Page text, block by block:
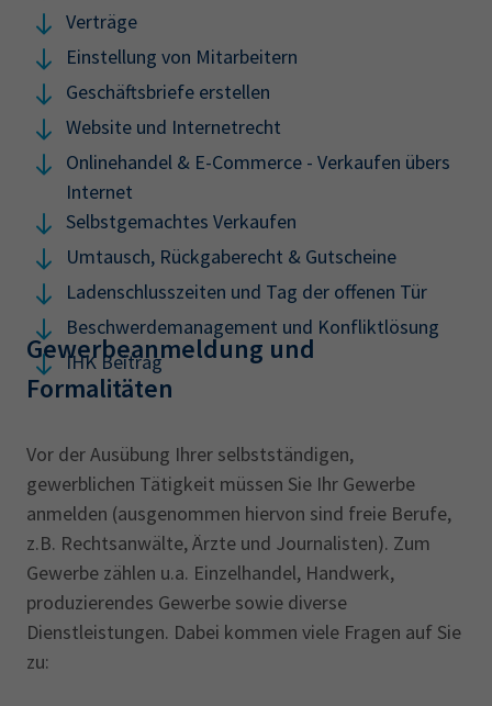
EN
IHK Akademie
Magazin
Verträge
Einstellung von Mitarbeitern
Geschäftsbriefe erstellen
Website und Internetrecht
Onlinehandel & E-Commerce - Verkaufen übers
Internet
Selbstgemachtes Verkaufen
Umtausch, Rückgaberecht & Gutscheine
Ladenschlusszeiten und Tag der offenen Tür
Beschwerdemanagement und Konfliktlösung
IHK Beitrag
Gewerbeanmeldung und
Formalitäten
Vor der Ausübung Ihrer selbstständigen,
gewerblichen Tätigkeit müssen Sie Ihr Gewerbe
anmelden (ausgenommen hiervon sind freie Berufe,
z.B. Rechtsanwälte, Ärzte und Journalisten). Zum
Gewerbe zählen u.a. Einzelhandel, Handwerk,
produzierendes Gewerbe sowie diverse
Dienstleistungen. Dabei kommen viele Fragen auf Sie
zu: